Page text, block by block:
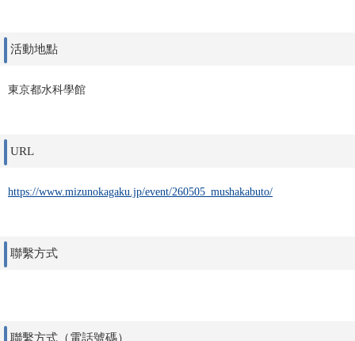
活動地點
東京都水科學館
URL
https://www.mizunokagaku.jp/event/260505_mushakabuto/
聯繫方式
聯繫方式（電話號碼）